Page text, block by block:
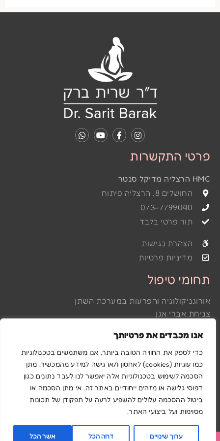
אנו מכבדים את פרטיותך
כדי לספק את החוויה הטובה ביותר, אנו משתמשים בטכנולוגיות
כמו עוגיות (cookies) לאחסון ו/או גישה למידע מהמכשיר. מתן
הסכמה לשימוש בטכנולוגיות אלה יאפשר לנו לעבד נתונים כגון
דפוסי גלישה או מזהים ייחודיים באתר זה. אי מתן הסכמה או
ביטול ההסכמה עלולים להשפיע לרעה על תפקודן של תכונות
מסוימות ועל ביצועי האתר.
ערוך שינויים דחה הכל אשר הכל
תחומי טיפול
אורוגניקולוגיה והפרעות במערכת השתן
צניחת אברי אגן
הפרעות של רצפת האגן
פלסטיקה ואסתטיקה וגינלית
לייזר גינקולוגי
פרטי התקשרות
HMC הרצליה מדיקל סנטר
החושלים 8, הרצליה פיתוח
073-7799040
תור פרטי בלבד
הצהרת נגישות
מדיניות פרטיות
©2022 All rights reserved
Powered & Designed by Medical Online